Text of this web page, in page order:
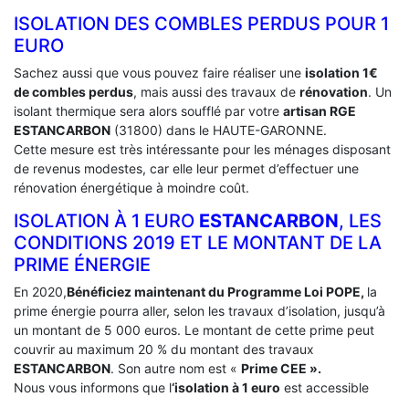
ISOLATION DES COMBLES PERDUS POUR 1
EURO
Sachez aussi que vous pouvez faire réaliser une isolation 1€
de combles perdus, mais aussi des travaux de rénovation. Un
isolant thermique sera alors soufflé par votre artisan RGE
ESTANCARBON (31800) dans le HAUTE-GARONNE.
Cette mesure est très intéressante pour les ménages disposant
de revenus modestes, car elle leur permet d’effectuer une
rénovation énergétique à moindre coût.
ISOLATION À 1 EURO ESTANCARBON, LES
CONDITIONS 2019 ET LE MONTANT DE LA
PRIME ÉNERGIE
En 2020,Bénéficiez maintenant du Programme Loi POPE, la
prime énergie pourra aller, selon les travaux d’isolation, jusqu’à
un montant de 5 000 euros. Le montant de cette prime peut
couvrir au maximum 20 % du montant des travaux
ESTANCARBON. Son autre nom est « Prime CEE ».
Nous vous informons que l‘isolation à 1 euro est accessible